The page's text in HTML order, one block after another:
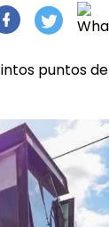
puntos de